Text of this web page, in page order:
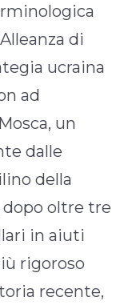
di
ucraina
ad
un
dalle
della
dopo oltre tre
in aiuti
rigoroso
recente,